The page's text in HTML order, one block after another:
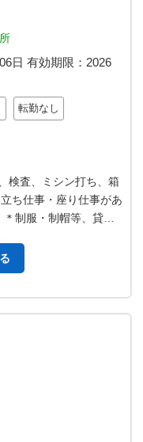
日 有効期限： 2026
転勤なし
検査、ミシン打ち、箱
ち仕事・座り仕事があ
制服・制帽等、貸与